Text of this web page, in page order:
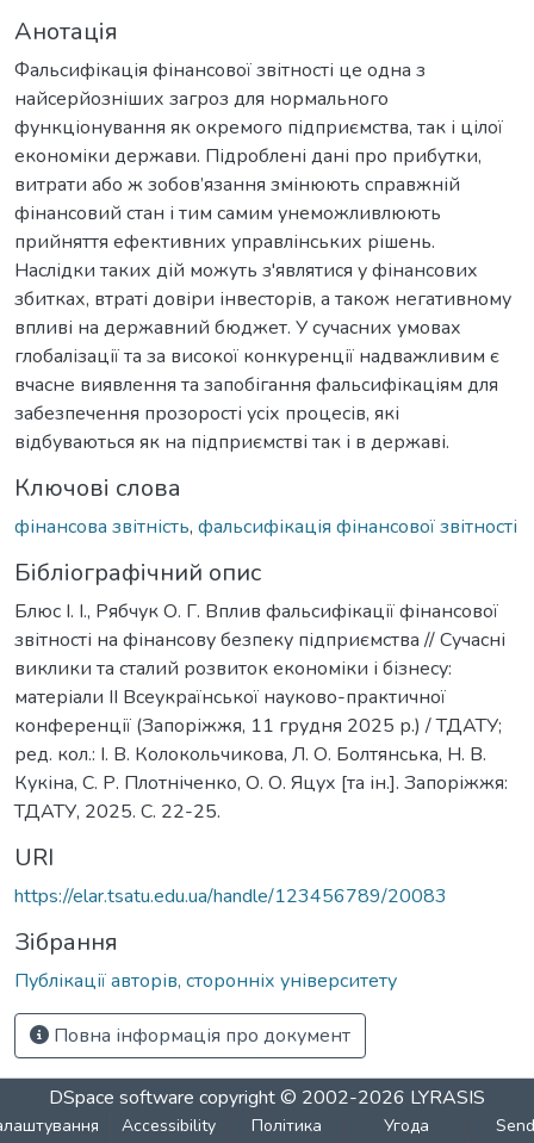
Анотація
Фальсифікація фінансової звітності це одна з
найсерйозніших загроз для нормального
функціонування як окремого підприємства, так і цілої
економіки держави. Підроблені дані про прибутки,
витрати або ж зобов’язання змінюють справжній
фінансовий стан і тим самим унеможливлюють
прийняття ефективних управлінських рішень.
Наслідки таких дій можуть з'являтися у фінансових
збитках, втраті довіри інвесторів, а також негативному
впливі на державний бюджет. У сучасних умовах
глобалізації та за високої конкуренції надважливим є
вчасне виявлення та запобігання фальсифікаціям для
забезпечення прозорості усіх процесів, які
відбуваються як на підприємстві так і в державі.
Ключові слова
фінансова звітність, фальсифікація фінансової звітності
Бібліографічний опис
Блюс І. І., Рябчук О. Г. Вплив фальсифікації фінансової
звітності на фінансову безпеку підприємства // Сучасні
виклики та сталий розвиток економіки і бізнесу:
матеріали IІ Всеукраїнської науково-практичної
конференції (Запоріжжя, 11 грудня 2025 р.) / ТДАТУ;
ред. кол.: І. В. Колокольчикова, Л. О. Болтянська, Н. В.
Кукіна, С. Р. Плотніченко, О. О. Яцух [та ін.]. Запоріжжя:
ТДАТУ, 2025. С. 22-25.
URI
https://elar.tsatu.edu.ua/handle/123456789/20083
Зібрання
Публікації авторів, сторонніх університету
Повна інформація про документ
DSpace software copyright © 2002-2026 LYRASIS
Accessibility
Політика
Угода
Send